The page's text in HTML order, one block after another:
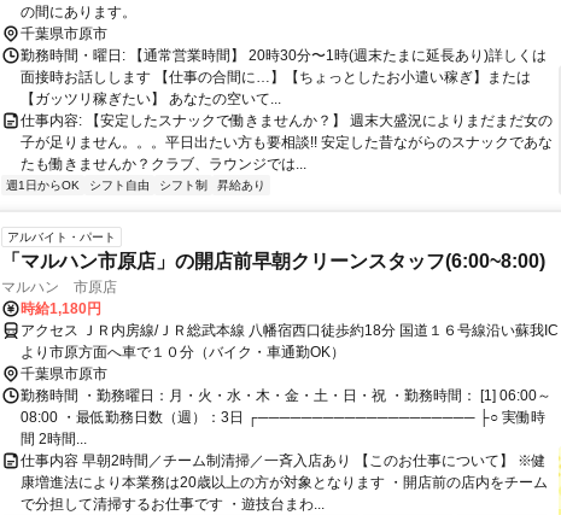
の間にあります。
千葉県市原市
勤務時間・曜日: 【通常営業時間】 20時30分〜1時(週末たまに延長あり)詳しくは
面接時お話しします 【仕事の合間に…】【ちょっとしたお小遣い稼ぎ】または
【ガッツリ稼ぎたい】 あなたの空いて...
仕事内容: 【安定したスナックで働きませんか？】 週末大盛況によりまだまだ女の
子が足りません。。。平日出たい方も要相談!! 安定した昔ながらのスナックであな
たも働きませんか？クラブ、ラウンジでは...
週1日からOK シフト自由 シフト制 昇給あり
アルバイト・パート
「マルハン市原店」の開店前早朝クリーンスタッフ(6:00~8:00)
マルハン 市原店
時給1,180円
アクセス ＪＲ内房線/ＪＲ総武本線 八幡宿西口徒歩約18分 国道１６号線沿い蘇我IC
より市原方面へ車で１０分（バイク・車通勤OK）
千葉県市原市
勤務時間 ・勤務曜日：月・火・水・木・金・土・日・祝 ・勤務時間： [1] 06:00～
08:00 ・最低勤務日数（週）：3日 ┌──────────────────── ├○ 実働時
間 2時間...
仕事内容 早朝2時間／チーム制清掃／一斉入店あり 【このお仕事について】 ※健
康増進法により本業務は20歳以上の方が対象となります ・開店前の店内をチーム
で分担して清掃するお仕事です ・遊技台まわ...